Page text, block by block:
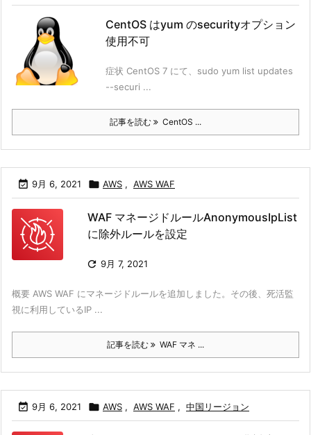
CentOS はyum のsecurityオプション
使用不可
症状 CentOS 7 にて、sudo yum list updates
--securi ...
記事を読む CentOS ...
 9月 6, 2021  AWS , AWS WAF
WAF マネージドルールAnonymousIpList
に除外ルールを設定
 9月 7, 2021
概要 AWS WAF にマネージドルールを追加しました。その後、死活監
視に利用しているIP ...
記事を読む WAF マネ ...
 9月 6, 2021  AWS , AWS WAF , 中国リージョン